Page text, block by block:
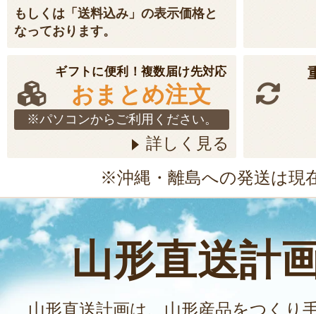
もしくは「送料込み」の表示価格と
なっております。
ギフトに便利！複数届け先対応
おまとめ注文
※パソコンからご利用ください。
詳しく見る
※沖縄・離島への発送は現
山形直送計
山形直送計画は、山形産品をつくり